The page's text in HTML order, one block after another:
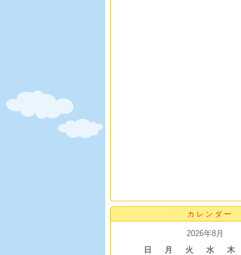
カレンダー
2026年8月
日
月 火 水 木